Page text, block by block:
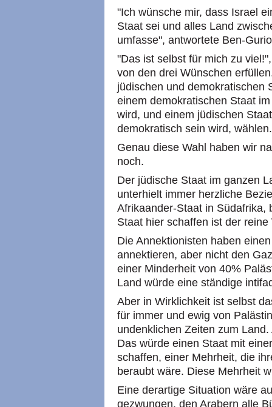
"Ich wünsche mir, dass Israel
Staat sei und alles Land
umfasse", antwortete Ben-
"Das ist selbst für mich zu
von den drei Wünschen
jüdischen und demokratischen
einem demokratischen Staat
wird, und einem jüdischen
demokratisch sein wird, wählen.
Genau diese Wahl haben wir
noch.
Der jüdische Staat im ganzen
unterhielt immer herzliche
Afrikaander-Staat in Südafrika,
Staat hier schaffen ist der reine
Die Annektionisten haben
annektieren, aber nicht den
einer Minderheit von 40%
Land würde eine ständige
Aber in Wirklichkeit ist selbst
für immer und ewig von
undenklichen Zeiten zum
Das würde einen Staat mit
schaffen, einer Mehrheit, die
beraubt wäre. Diese Mehrheit
Eine derartige Situation wäre
gezwungen, den Arabern alle